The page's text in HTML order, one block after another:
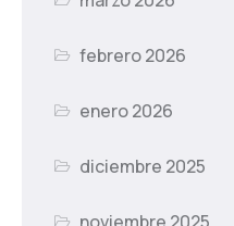
febrero 2026
enero 2026
diciembre 2025